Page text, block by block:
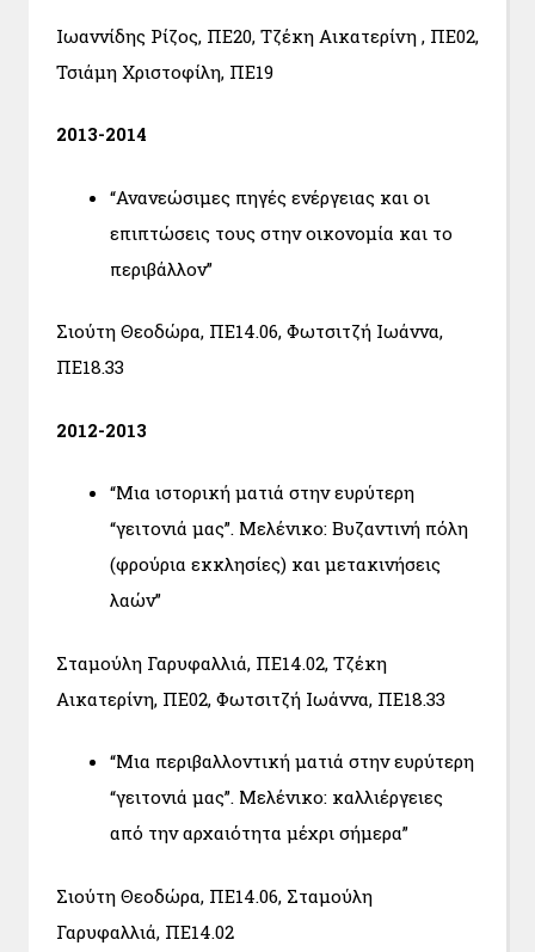
Ιωαννίδης Ρίζος, ΠΕ20, Τζέκη Αικατερίνη , ΠΕ02,
Τσιάμη Χριστοφίλη, ΠΕ19
2013-2014
“Ανανεώσιμες πηγές ενέργειας και οι
επιπτώσεις τους στην οικονομία και το
περιβάλλον”
Σιούτη Θεοδώρα, ΠΕ14.06, Φωτσιτζή Ιωάννα,
ΠΕ18.33
2012-2013
“Μια ιστορική ματιά στην ευρύτερη
“γειτονιά μας”. Μελένικο: Βυζαντινή πόλη
(φρούρια εκκλησίες) και μετακινήσεις
λαών”
Σταμούλη Γαρυφαλλιά, ΠΕ14.02, Τζέκη
Αικατερίνη, ΠΕ02, Φωτσιτζή Ιωάννα, ΠΕ18.33
“Μια περιβαλλοντική ματιά στην ευρύτερη
“γειτονιά μας”. Μελένικο: καλλιέργειες
από την αρχαιότητα μέχρι σήμερα”
Σιούτη Θεοδώρα, ΠΕ14.06, Σταμούλη
Γαρυφαλλιά, ΠΕ14.02